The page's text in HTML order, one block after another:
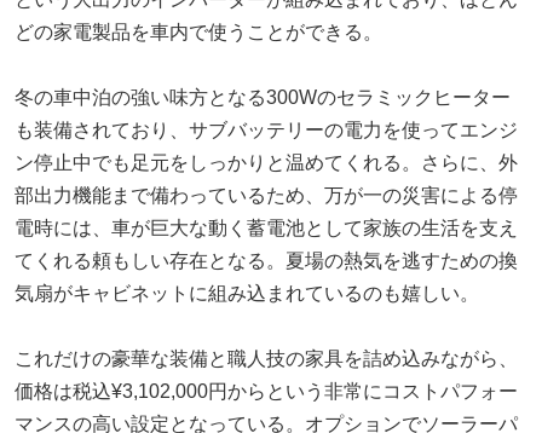
どの家電製品を車内で使うことができる。
冬の車中泊の強い味方となる300Wのセラミックヒーター
も装備されており、サブバッテリーの電力を使ってエンジ
ン停止中でも足元をしっかりと温めてくれる。さらに、外
部出力機能まで備わっているため、万が一の災害による停
電時には、車が巨大な動く蓄電池として家族の生活を支え
てくれる頼もしい存在となる。夏場の熱気を逃すための換
気扇がキャビネットに組み込まれているのも嬉しい。
これだけの豪華な装備と職人技の家具を詰め込みながら、
価格は税込¥3,102,000円からという非常にコストパフォー
マンスの高い設定となっている。オプションでソーラーパ